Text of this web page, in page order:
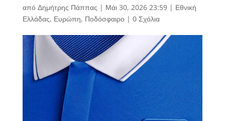
από Δημήτρης Πάππας | Μάι 30, 2026 23:59| Εθνική
Ελλάδας, Ευρώπη, Ποδόσφαιρο| 0 Σχόλια